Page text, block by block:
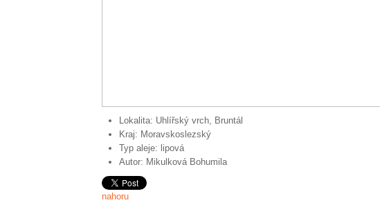
Lokalita: Uhlířský vrch, Bruntál
Kraj: Moravskoslezský
Typ aleje: lipová
Autor: Mikulková Bohumila
nahoru